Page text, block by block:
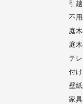
引
不
庭
庭
テ
付け
壁
家